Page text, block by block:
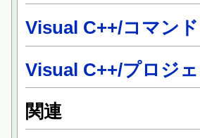
Visual C++/コマン
Visual C++/プロジ
関連